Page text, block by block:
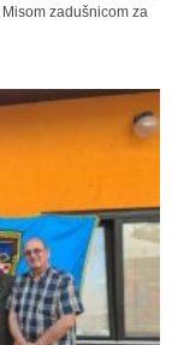
zadušnicom za